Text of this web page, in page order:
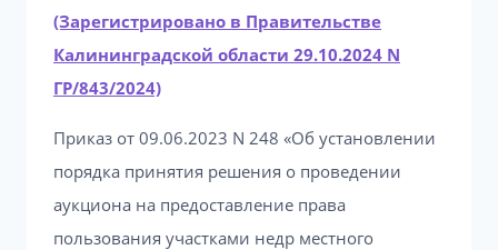
(Зарегистрировано в Правительстве
Калининградской области 29.10.2024 N
ГР/843/2024)
Приказ от 09.06.2023 N 248 «Об установлении
порядка принятия решения о проведении
аукциона на предоставление права
пользования участками недр местного